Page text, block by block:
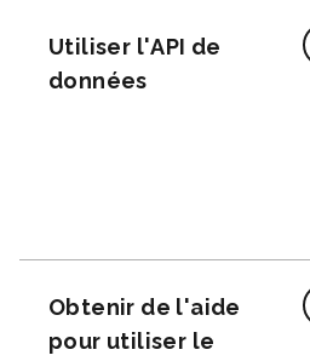
Utiliser l'API de
données
Obtenir de l'aide
pour utiliser le